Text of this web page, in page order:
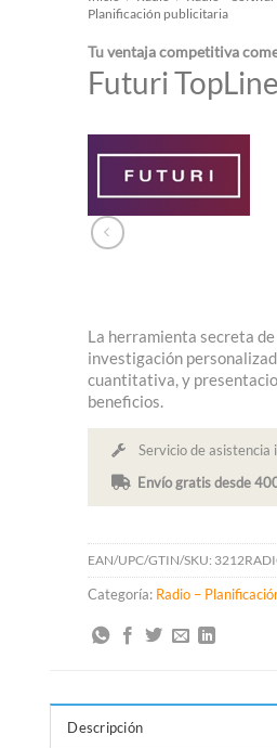
Planificación publicitaria
Tu ventaja competitiva
Futuri TopLine
La herramienta secreta
investigación
cuantitativa, y
beneficios.
Servicio de asistencia
Envío gratis desde
EAN/UPC/GTIN/SKU:
Categoría: Radio –
Descripción